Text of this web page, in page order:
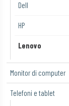
Dell
HP
Lenovo
Monitor di computer
Telefoni e tablet